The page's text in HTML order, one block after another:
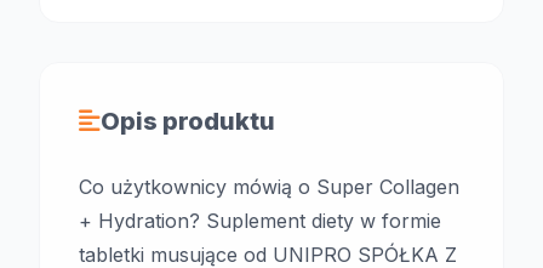
Opis produktu
Co użytkownicy mówią o Super Collagen
+ Hydration? Suplement diety w formie
tabletki musujące od UNIPRO SPÓŁKA Z